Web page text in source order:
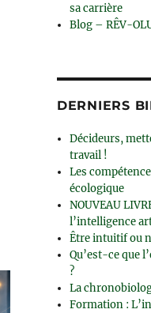
sa carrière
Blog – RÊV-
DERNIERS
Décideurs,
travail !
Les
écologique
NOUVEAU
l’intelligence
Être intuitif ou
Qu’est-ce que
?
La
Formation :